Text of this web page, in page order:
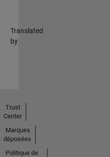
Translated
by
Trust
Center
Marques
déposées
Politique de